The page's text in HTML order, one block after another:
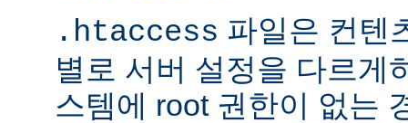
.htaccess 파일은 컨텐
별로 서버 설정을 다르게
스템에 root 권한이 없는